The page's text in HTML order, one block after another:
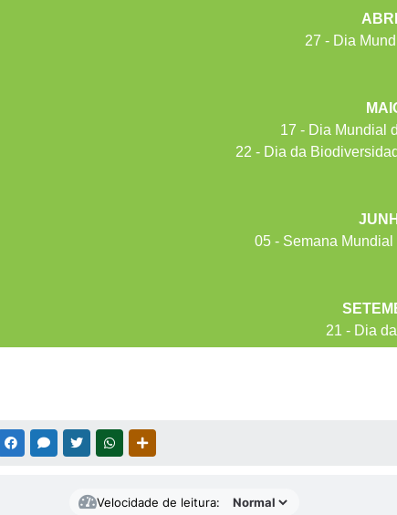
27 - Dia
17 - Dia Mundial
22 - Dia da
05 - Semana
21 - Dia
FACEBOOKMESSENGER
TWITTERWHATSAPP
Velocidade de leitura: